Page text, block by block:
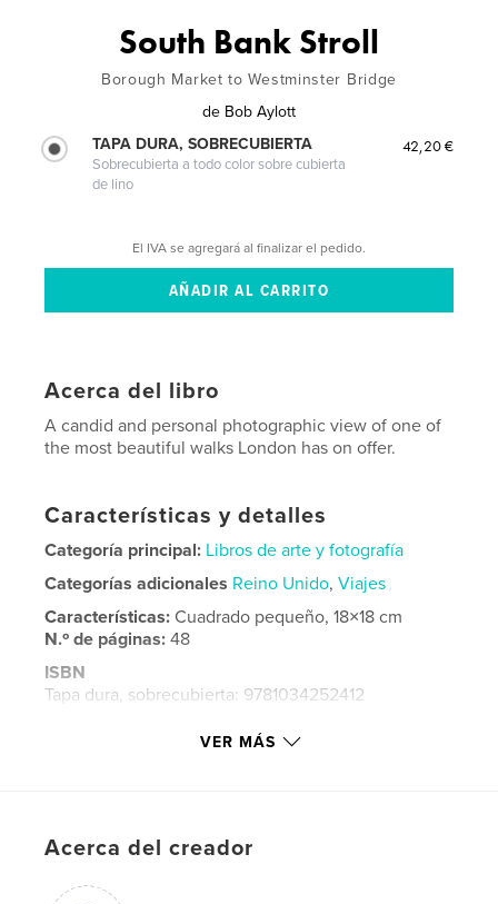
South Bank Stroll
Borough Market to Westminster Bridge
de Bob Aylott
TAPA DURA, SOBRECUBIERTA
Sobrecubierta a todo color sobre cubierta
de lino
42,20 €
El IVA se agregará al finalizar el pedido.
Acerca del libro
A candid and personal photographic view of one of
the most beautiful walks London has on offer.
Características y detalles
Categoría principal: Libros de arte y fotografía
Categorías adicionales Reino Unido,Viajes
Características:Cuadrado pequeño, 18×18 cm
N.º de páginas:48
ISBN
Tapa dura, sobrecubierta: 9781034252412
ene. 12, 2021
VER MÁS
Acerca del creador